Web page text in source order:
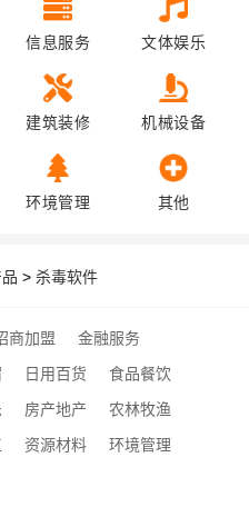
信息服务 文体娱乐
建筑装修 机械设备
环境管理 其他
> 杀毒软件
商加盟
金融服务
日用百货
食品餐饮
房产地产
农林牧渔
资源材料
环境管理